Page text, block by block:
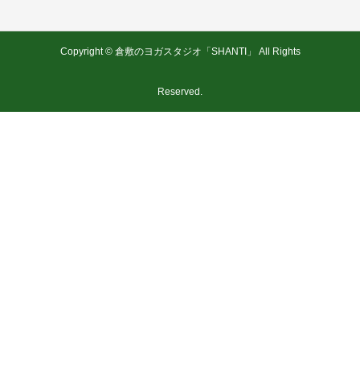
Copyright © 倉敷のヨガスタジオ「SHANTI」 All Rights
Reserved.